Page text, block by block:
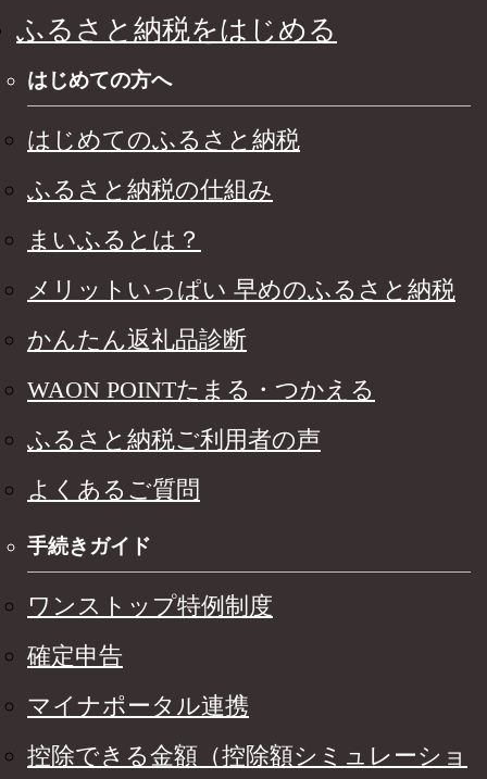
ふるさと納税をはじめる
はじめての方へ
はじめてのふるさと納税
ふるさと納税の仕組み
まいふるとは？
メリットいっぱい 早めのふるさと納税
かんたん返礼品診断
WAON POINTたまる・つかえる
ふるさと納税ご利用者の声
よくあるご質問
手続きガイド
ワンストップ特例制度
確定申告
マイナポータル連携
控除できる金額（控除額シミュレーショ